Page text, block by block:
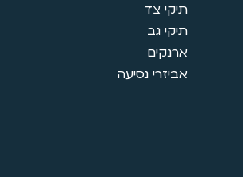
תיקי צד
תיקי גב
ארנקים
אביזרי נסיעה